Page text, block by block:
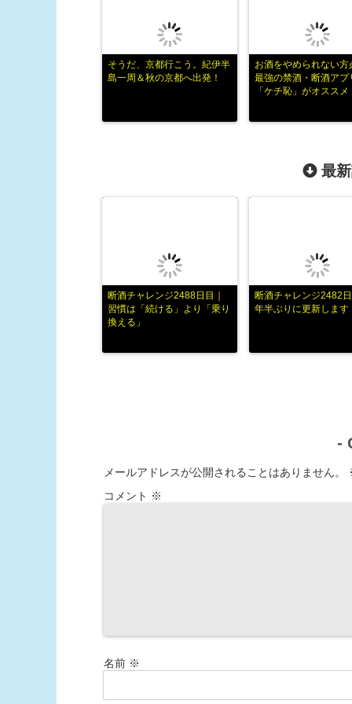
そうだ、京都行こう。紀伊半
島一周＆秋の京都へ出発！
お酒をやめられない方
最強の禁酒・断酒アプ
「ケチ恥」がオススメ
最
断酒チャレンジ2488日目｜
習慣は「続ける」より「乗り
換える」
断酒チャレンジ2482
年半ぶりに更新します
-
メールアドレスが公開されることはありません。
コメント ※
名前 ※